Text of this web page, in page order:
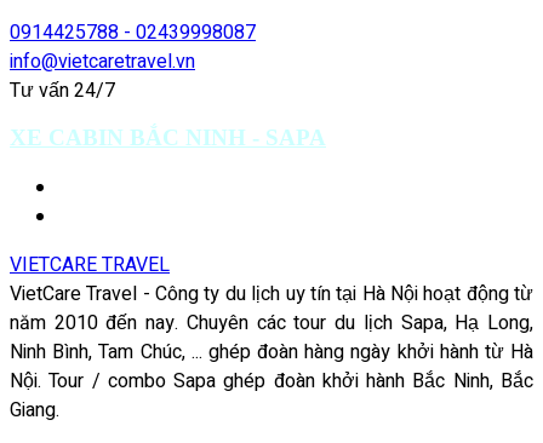
0914425788 - 02439998087
info@vietcaretravel.vn
Tư vấn 24/7
XE CABIN BẮC NINH - SAPA
VIETCARE TRAVEL
VietCare Travel - Công ty du lịch uy tín tại Hà Nội hoạt động từ
năm 2010 đến nay. Chuyên các tour du lịch Sapa, Hạ Long,
Ninh Bình, Tam Chúc, ... ghép đoàn hàng ngày khởi hành từ Hà
Nội. Tour / combo Sapa ghép đoàn khởi hành Bắc Ninh, Bắc
Giang.